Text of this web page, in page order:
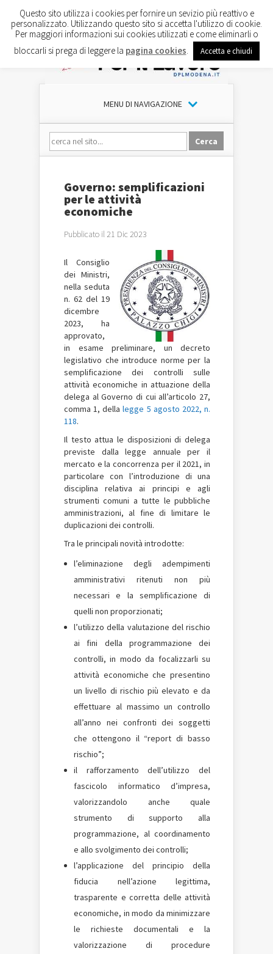
MENU DI NAVIGAZIONE
Governo: semplificazioni
per le attività
economiche
Pubblicato il 21 Dic 2023
Il Consiglio
dei Ministri,
nella seduta
n. 62 del 19
dicembre
2023, ha
approvato,
in esame preliminare, un decreto
legislativo che introduce norme per la
semplificazione dei controlli sulle
attività economiche in attuazione della
delega al Governo di cui all’articolo 27,
comma 1, dellalegge 5 agosto 2022, n.
118.
Il testo attua le disposizioni di delega
previste dalla legge annuale per il
mercato e la concorrenza per il 2021, in
particolare con l’introduzione di una
disciplina relativa ai principi e agli
strumenti comuni a tutte le pubbliche
amministrazioni, al fine di limitare le
duplicazioni dei controlli.
Tra le principali novità introdotte:
l’eliminazione degli adempimenti
amministrativi ritenuti non più
necessari e la semplificazione di
quelli non proporzionati;
l’utilizzo della valutazione del rischio
ai fini della programmazione dei
controlli, in modo da focalizzarli su
attività economiche che presentino
un livello di rischio più elevato e da
effettuare al massimo un controllo
all’anno nei confronti dei soggetti
che ottengono il “report di basso
rischio”;
il rafforzamento dell’utilizzo del
fascicolo informatico d’impresa,
valorizzandolo anche quale
strumento di supporto alla
programmazione, al coordinamento
e allo svolgimento dei controlli;
l’applicazione del principio della
fiducia nell’azione legittima,
trasparente e corretta delle attività
economiche, in modo da minimizzare
le richieste documentali e la
valorizzazione di procedure
Questo sito utilizza i cookies per fornire un sevizio più reattivo e
personalizzato. Utilizzando questo sito si accetta l'utilizzo di cookie.
Per maggiori informazioni sui cookies utilizzati e come eliminarli o
bloccarli si prega di leggere la pagina cookies Accetta e chiudi